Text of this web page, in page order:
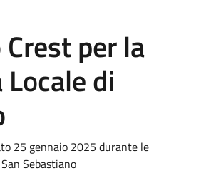
per la
di
25 gennaio 2025 durante le
Sebastiano